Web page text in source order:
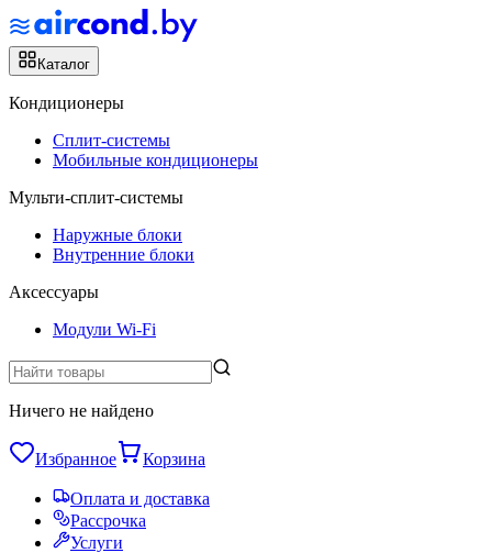
Каталог
Кондиционеры
Сплит-системы
Мобильные кондиционеры
Мульти-сплит-системы
Наружные блоки
Внутренние блоки
Аксессуары
Модули Wi-Fi
Ничего не найдено
Избранное Корзина
Оплата и доставка
Рассрочка
Услуги